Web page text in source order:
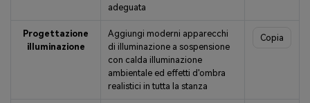
adeguata
Progettazione
illuminazione
Aggiungi moderni apparecchi
di illuminazione a sospensione
con calda illuminazione
ambientale ed effetti d'ombra
realistici in tutta la stanza
Copia